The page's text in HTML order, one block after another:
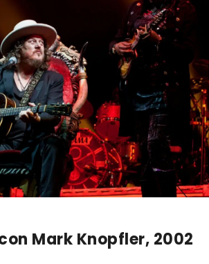
Mark Knopfler, 2002